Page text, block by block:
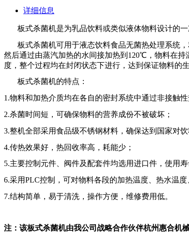
详细信息
板式杀菌机是为乳品饮料或类似液体物料设计的
板式杀菌机可用于液态饮料食品无菌热处理系统
然后通过由蒸汽加热的水间接加热到120℃，物料在
度，整个过程均在封闭状态下进行，达到保证物料的
板式杀菌机的特点：
1.物料和加热介质均在各自的密封系统中通过非接触
2.杀菌时间短，可确保物料的营养成份不被破坏；
3.整机全部采用食品级不锈钢材料，确保达到国家对
4.传热效果好，热回收率高，耗能少；
5.主要控制元件、阀件及配套件均选用进口件，使用寿
6.采用PLC控制，可对物料各段的加热温度、热水温
7.结构简单，易于清洗，操作方便，维修费用低。
注：该板式杀菌机由我公司战略合作伙伴杭州惠合机